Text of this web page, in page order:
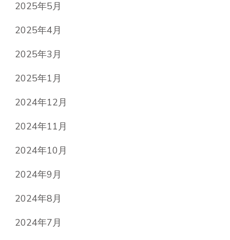
2025年5月
2025年4月
2025年3月
2025年1月
2024年12月
2024年11月
2024年10月
2024年9月
2024年8月
2024年7月